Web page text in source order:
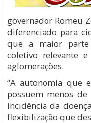
governador Romeu
diferenciado para
que a maior parte
coletivo relevante
aglomerações.
“A autonomia que
possuem menos
incidência da
flexibilização que